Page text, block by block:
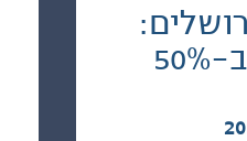
לילה שני ב-50%